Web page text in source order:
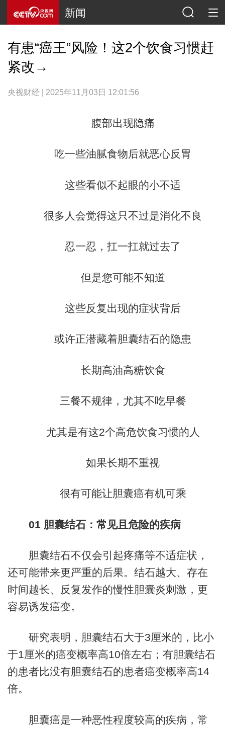
新闻
有患“癌王”风险！这2个饮食习惯赶
紧改→
央视财经 | 2025年11月03日 12:01:56
腹部出现隐痛
吃一些油腻食物后就恶心反胃
这些看似不起眼的小不适
很多人会觉得这只不过是消化不良
忍一忍，扛一扛就过去了
但是您可能不知道
这些反复出现的症状背后
或许正潜藏着胆囊结石的隐患
长期高油高糖饮食
三餐不规律，尤其不吃早餐
尤其是有这2个高危饮食习惯的人
如果长期不重视
很有可能让胆囊癌有机可乘
01 胆囊结石：常见且危险的疾病
胆囊结石不仅会引起疼痛等不适症状，
还可能带来更严重的后果。结石越大、存在
时间越长、反复发作的慢性胆囊炎刺激，更
容易诱发癌变。
研究表明，胆囊结石大于3厘米的，比小
于1厘米的癌变概率高10倍左右；有胆囊结石
的患者比没有胆囊结石的患者癌变概率高14
倍。
胆囊癌是一种恶性程度较高的疾病，常